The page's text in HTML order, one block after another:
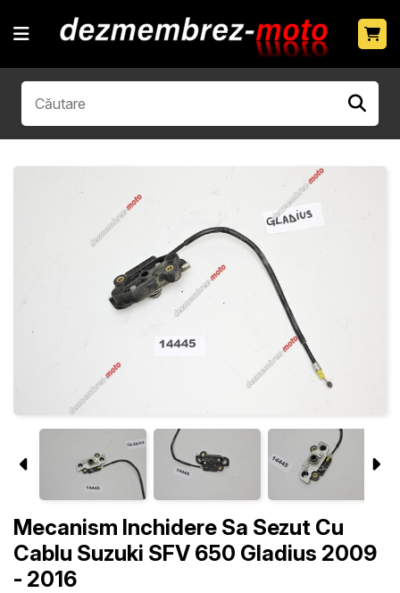
Mecanism Inchidere Sa Sezut Cu
Cablu Suzuki SFV 650 Gladius 2009
- 2016